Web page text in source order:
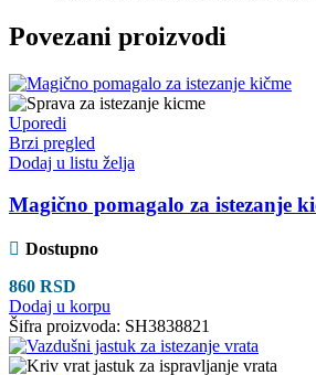
Povezani proizvodi
Uporedi
Brzi pregled
Dodaj u listu želja
Magično pomagalo za istezanje
Dostupno
860 RSD
Dodaj u korpu
Šifra proizvoda: SH3838821